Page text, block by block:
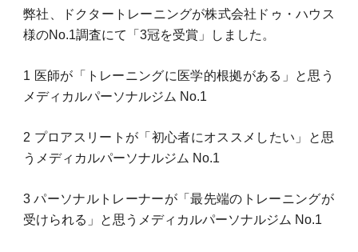
弊社、ドクタートレーニングが株式会社ドゥ・ハウス
様のNo.1調査にて「3冠を受賞」しました。
1 医師が「トレーニングに医学的根拠がある」と思う
メディカルパーソナルジム No.1
2 プロアスリートが「初心者にオススメしたい」と思
うメディカルパーソナルジム No.1
3 パーソナルトレーナーが「最先端のトレーニングが
受けられる」と思うメディカルパーソナルジム No.1